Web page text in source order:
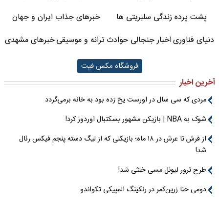
پشت پرده زندگی سلبریتی ها
خبرهای جذاب ایران و جهان
دنیای فناوریاخبار جنجالی حوادثترانه و موسیقیخبرهای مشهدی
فروشگاه مکس فیت
آخرین اخبار
مردی که سی سال در اورست یخ زده بود به خانه برمی‌گردد
شوک به NBA | بازیکن مشهور بسکتبال اوردوز کرد!
از فرش تا عرش در ۱۸ ماه؛ بازیکنی که از لیگ دسته پنجم فیکس رئال
شد!
طرح ترور لیونل مسی خنثی شد!
دومی حنا زرین‌کمر در رنکینگ المپیکی تکواندو